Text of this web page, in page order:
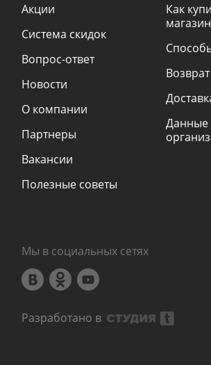
Акции
Система скидок
Вопрос-ответ
Новости
О компании
Партнеры
Вакансии
Полезные советы
Как
Возврат
Данные
Мы в социальных сетях
Разработано в